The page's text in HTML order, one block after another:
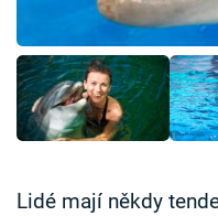
Sledujte prima+
Přihlášení
Sledujte nás
Lidé mají někdy